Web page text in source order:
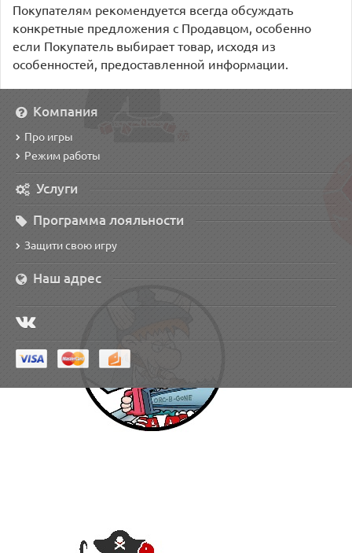
Покупателям рекомендуется всегда обсуждать
конкретные предложения с Продавцом, особенно
если Покупатель выбирает товар, исходя из
особенностей, предоставленной информации.
Компания
Про игры
Режим работы
Услуги
Программа лояльности
Защити свою игру
Наш адрес